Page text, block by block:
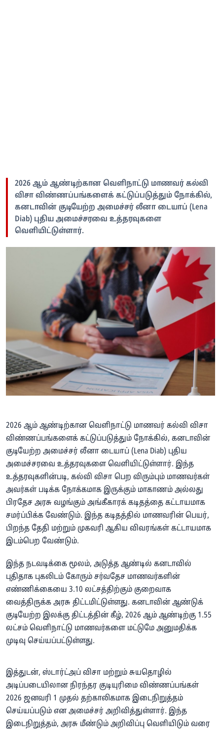
2026 ஆம் ஆண்டிற்கான வெளிநாட்டு மாணவர் கல்வி
விசா விண்ணப்பங்களைக் கட்டுப்படுத்தும் நோக்கில்,
கனடாவின் குடியேற்ற அமைச்சர் லீனா டையாப் (Lena
Diab) புதிய அமைச்சரவை உத்தரவுகளை
வெளியிட்டுள்ளார்.
2026 ஆம் ஆண்டிற்கான வெளிநாட்டு மாணவர் கல்வி விசா
விண்ணப்பங்களைக் கட்டுப்படுத்தும் நோக்கில், கனடாவின்
குடியேற்ற அமைச்சர் லீனா டையாப் (Lena Diab) புதிய
அமைச்சரவை உத்தரவுகளை வெளியிட்டுள்ளார். இந்த
உத்தரவுகளின்படி, கல்வி விசா பெற விரும்பும் மாணவர்கள்
அவர்கள் படிக்க நோக்கமாக இருக்கும் மாகாணம் அல்லது
பிரதேச அரசு வழங்கும் அங்கீகாரக் கடிதத்தை கட்டாயமாக
சமர்ப்பிக்க வேண்டும். இந்த கடிதத்தில் மாணவரின் பெயர்,
பிறந்த தேதி மற்றும் முகவரி ஆகிய விவரங்கள் கட்டாயமாக
இடம்பெற வேண்டும்.
இந்த நடவடிக்கை மூலம், அடுத்த ஆண்டில் கனடாவில்
புதிதாக புகலிடம் கோரும் சர்வதேச மாணவர்களின்
எண்ணிக்கையை 3.10 லட்சத்திற்கும் குறைவாக
வைத்திருக்க அரசு திட்டமிட்டுள்ளது. கனடாவின் ஆண்டுக்
குடியேற்ற இலக்கு திட்டத்தின் கீழ், 2026 ஆம் ஆண்டிற்கு 1.55
லட்சம் வெளிநாட்டு மாணவர்களை மட்டுமே அனுமதிக்க
முடிவு செய்யப்பட்டுள்ளது.
இத்துடன், ஸ்டார்ட்அப் விசா மற்றும் சுயதொழில்
அடிப்படையிலான நிரந்தர குடியுரிமை விண்ணப்பங்கள்
2026 ஜனவரி 1 முதல் தற்காலிகமாக இடைநிறுத்தம்
செய்யப்படும் என அமைச்சர் அறிவித்துள்ளார். இந்த
இடைநிறுத்தம், அரசு மீண்டும் அறிவிப்பு வெளியிடும் வரை